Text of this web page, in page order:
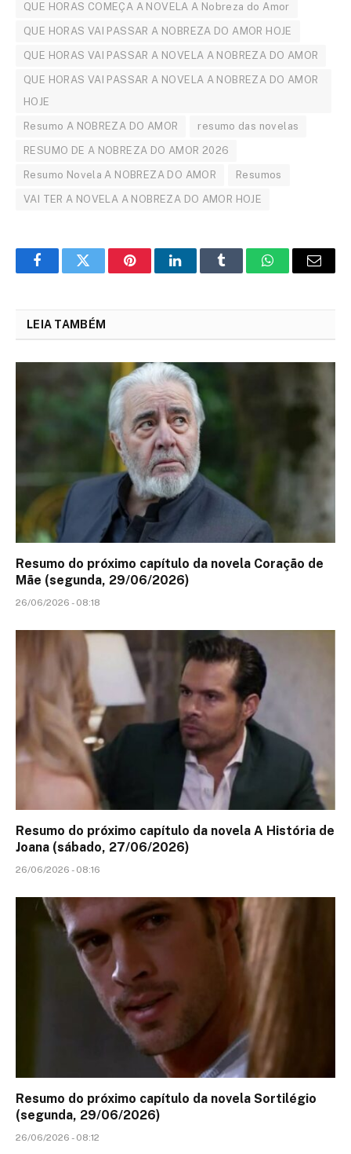
QUE HORAS COMEÇA A NOVELA A Nobreza do Amor
QUE HORAS VAI PASSAR A NOBREZA DO AMOR HOJE
QUE HORAS VAI PASSAR A NOVELA A NOBREZA DO AMOR
QUE HORAS VAI PASSAR A NOVELA A NOBREZA DO AMOR
HOJE
Resumo A NOBREZA DO AMOR resumo das novelas
RESUMO DE A NOBREZA DO AMOR 2026
Resumo Novela A NOBREZA DO AMOR Resumos
VAI TER A NOVELA A NOBREZA DO AMOR HOJE
FacebookTwitter PinterestLinkedInTumblr WhatsAppEmail
LEIA TAMBÉM
Resumo do próximo capítulo da novela Coração de
Mãe (segunda, 29/06/2026)
26/06/2026 - 08:18
Resumo do próximo capítulo da novela A História de
Joana (sábado, 27/06/2026)
26/06/2026 - 08:16
Resumo do próximo capítulo da novela Sortilégio
(segunda, 29/06/2026)
26/06/2026 - 08:12